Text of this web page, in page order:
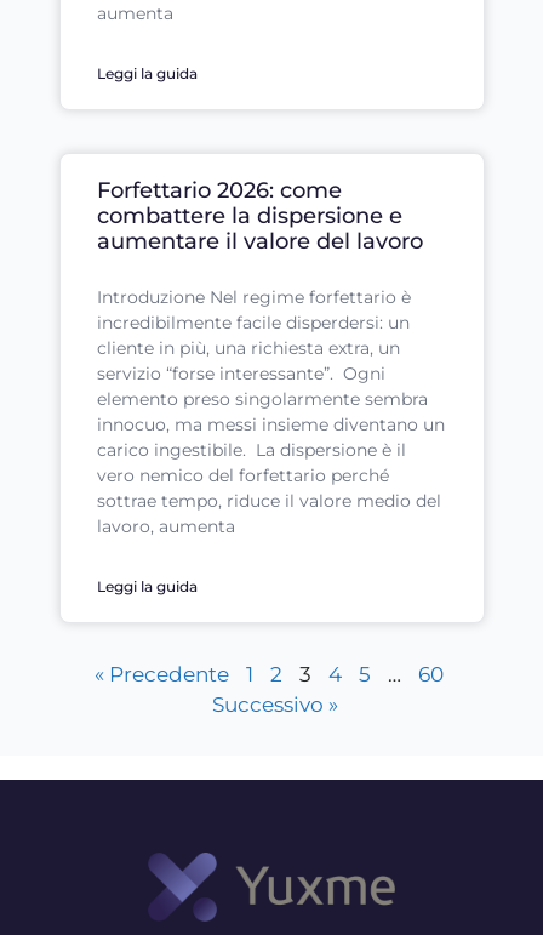
aumenta
Leggi la guida
Forfettario 2026: come
combattere la dispersione e
aumentare il valore del lavoro
Introduzione Nel regime forfettario è
incredibilmente facile disperdersi: un
cliente in più, una richiesta extra, un
servizio “forse interessante”. Ogni
elemento preso singolarmente sembra
innocuo, ma messi insieme diventano un
carico ingestibile. La dispersione è il
vero nemico del forfettario perché
sottrae tempo, riduce il valore medio del
lavoro, aumenta
Leggi la guida
« Precedente 1 2 3 4 5 …
60
Successivo »